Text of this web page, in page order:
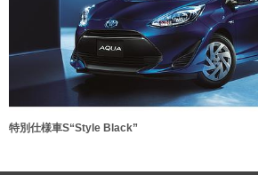
特別仕様車S“Style Black”